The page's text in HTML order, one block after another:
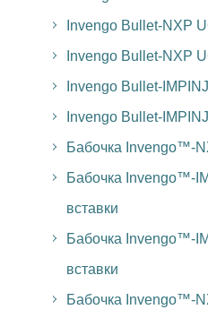
Invengo Bullet-NXP
Invengo Bullet-NXP
Invengo Bullet-
Invengo Bullet-
Бабочка Invengo™-
Бабочка Invengo™-
вставки
Бабочка Invengo™-
вставки
Бабочка Invengo™-